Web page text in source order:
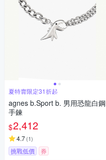
夏特賣限定31折起
agnes b.Sport b. 男用恐龍白鋼
手鍊
$2,412
4.7(1)
挑戰低價 券